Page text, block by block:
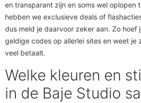
en transparant zijn en soms wel oplopen
hebben we exclusieve deals of
dus meld je daarvoor zeker aan. Zo hoef
geldige codes op allerlei sites en weet je
veel betaalt.
Welke kleuren en
in de Baje Studio